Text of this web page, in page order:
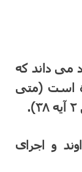
داند که
است (متی
و اجرای